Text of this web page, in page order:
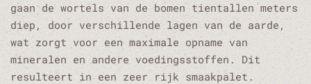
gaan de wortels van de bomen tientallen meters
diep, door verschillende lagen van de aarde,
wat zorgt voor een maximale opname van
mineralen en andere voedingsstoffen. Dit
resulteert in een zeer rijk smaakpalet.